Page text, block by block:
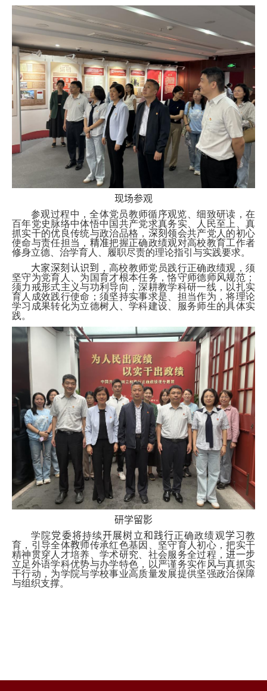
现场参观
参观过程中，全体党员教师循序观览、细致研读，在
百年党史脉络中体悟中国共产党求真务实、人民至上、真
抓实干的优良传统与政治品格， 深刻领会共产党人的初心
使命与责任担当， 精准把握正确政绩观对高校教育工作者
修身立德、治学育人、履职尽责的理论指引与实践要求。
大家深刻认识到
，高校教师党员践行正确政绩观，须
坚守为党育人、为国育才根本任务，恪守师德师风规范；
须力戒形式主义与功利导向，深耕教学科研一线，以扎实
育人成效践行使命；须坚持实事求是、担当作为，将理论
学习成果转化为立德树人、学科建设、服务师生的具体实
践。
研学留影
学院党委将持续开展树立和践行正确政绩观学习教
育，引导全体教师传承红色基因、坚守育人初心，把实干
精神贯穿人才培养、学术研究、社会服务全过程，进一步
立足外语学科优势与办学特色，以严谨务实作风与真抓实
干行动，为学院与学校事业高质量发展提供坚强政治保障
与组织支撑。